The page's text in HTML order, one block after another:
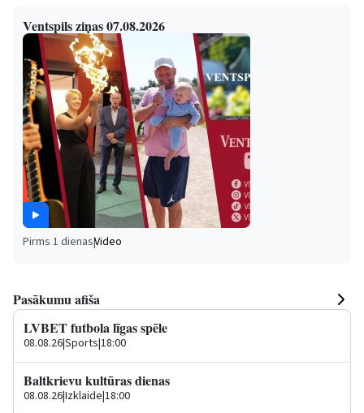
Ventspils ziņas 07.08.2026
Pirms 1 dienas|Video
Pasākumu afiša
LVBET futbola līgas spēle
08.08.26|Sports|18:00
Baltkrievu kultūras dienas
08.08.26|Izklaide|18:00